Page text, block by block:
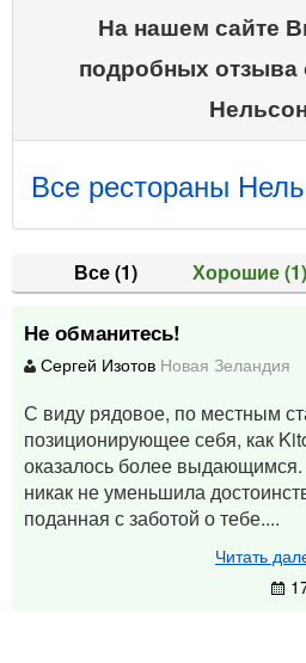
На нашем сайте
подробных отзыва
Все рестораны
Все(1) Хорошие(1)
Не обманитесь!
Сергей Изотов Новая Зеландия
С виду рядовое, по местным
позиционирующее себя, как
оказалось более
никак не уменьшила
поданная с заботой о тебе....
Читать